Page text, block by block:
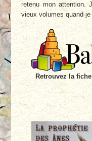
retenu mon attention.
vieux volumes quand
Retrouvez la